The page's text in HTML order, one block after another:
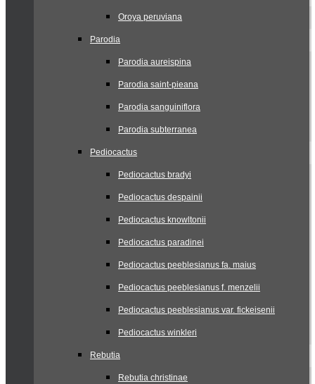
Oroya peruviana
Parodia
Parodia aureispina
Parodia saint-pieana
Parodia sanguiniflora
Parodia subterranea
Pediocactus
Pediocactus bradyi
Pediocactus despainii
Pediocactus knowltonii
Pediocactus paradinei
Pediocactus peeblesianus fa. maius
Pediocactus peeblesianus f. menzelii
Pediocactus peeblesianus var. fickeisenii
Pediocactus winkleri
Rebutia
Rebutia christinae